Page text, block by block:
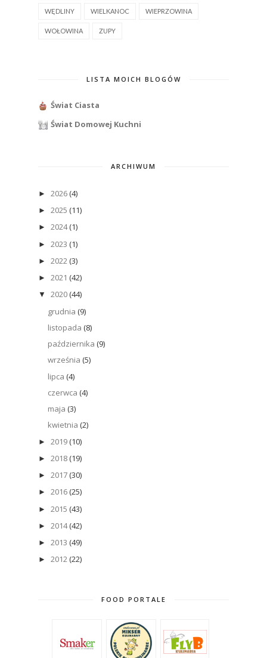
WĘDLINY WIELKANOC WIEPRZOWINA
WOŁOWINA ZUPY
LISTA MOICH BLOGÓW
Świat Ciasta
Świat Domowej Kuchni
ARCHIWUM
► 2026 (4)
► 2025 (11)
► 2024 (1)
► 2023 (1)
► 2022 (3)
► 2021 (42)
▼ 2020 (44)
grudnia (9)
listopada (8)
października (9)
września (5)
lipca (4)
czerwca (4)
maja (3)
kwietnia (2)
► 2019 (10)
► 2018 (19)
► 2017 (30)
► 2016 (25)
► 2015 (43)
► 2014 (42)
► 2013 (49)
► 2012 (22)
FOOD PORTALE